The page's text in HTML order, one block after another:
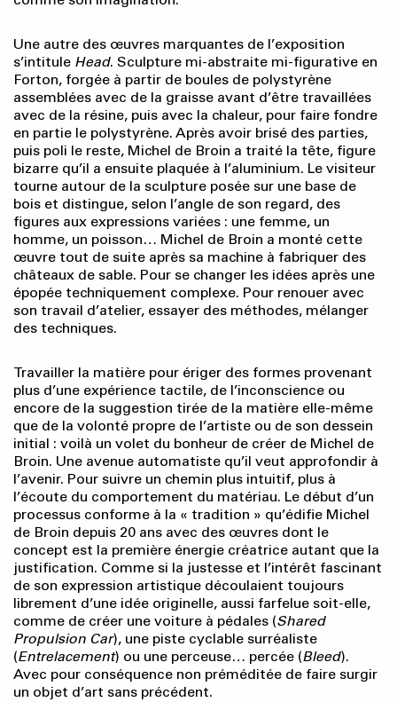
Une autre des œuvres marquantes de l’exposition
s’intitule Head. Sculpture mi-abstraite mi-figurative en
Forton, forgée à partir de boules de polystyrène
assemblées avec de la graisse avant d’être travaillées
avec de la résine, puis avec la chaleur, pour faire fondre
en partie le polystyrène. Après avoir brisé des parties,
puis poli le reste, Michel de Broin a traité la tête, figure
bizarre qu’il a ensuite plaquée à l’aluminium. Le visiteur
tourne autour de la sculpture posée sur une base de
bois et distingue, selon l’angle de son regard, des
figures aux expressions variées : une femme, un
homme, un poisson… Michel de Broin a monté cette
œuvre tout de suite après sa machine à fabriquer des
châteaux de sable. Pour se changer les idées après une
épopée techniquement complexe. Pour renouer avec
son travail d’atelier, essayer des méthodes, mélanger
des techniques.
Travailler la matière pour ériger des formes provenant
plus d’une expérience tactile, de l’inconscience ou
encore de la suggestion tirée de la matière elle-même
que de la volonté propre de l’artiste ou de son dessein
initial : voilà un volet du bonheur de créer de Michel de
Broin. Une avenue automatiste qu’il veut approfondir à
l’avenir. Pour suivre un chemin plus intuitif, plus à
l’écoute du comportement du matériau. Le début d’un
processus conforme à la « tradition » qu’édifie Michel
de Broin depuis 20 ans avec des œuvres dont le
concept est la première énergie créatrice autant que la
justification. Comme si la justesse et l’intérêt fascinant
de son expression artistique découlaient toujours
librement d’une idée originelle, aussi farfelue soit-elle,
comme de créer une voiture à pédales (Shared
Propulsion Car), une piste cyclable surréaliste
(Entrelacement) ou une perceuse… percée (Bleed).
Avec pour conséquence non préméditée de faire surgir
un objet d’art sans précédent.